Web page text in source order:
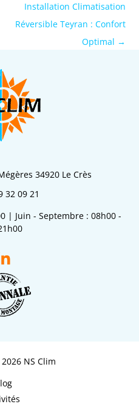
Installation Climatisation
Réversible Teyran : Confort
Optimal →
34920 Le Crès
32 09 21
| Juin - Septembre : 08h00 -
NS Clim